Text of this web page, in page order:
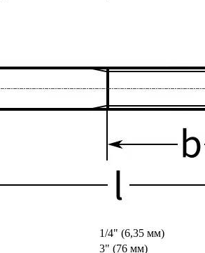
1/4" (6,35 мм)
3" (76 мм)